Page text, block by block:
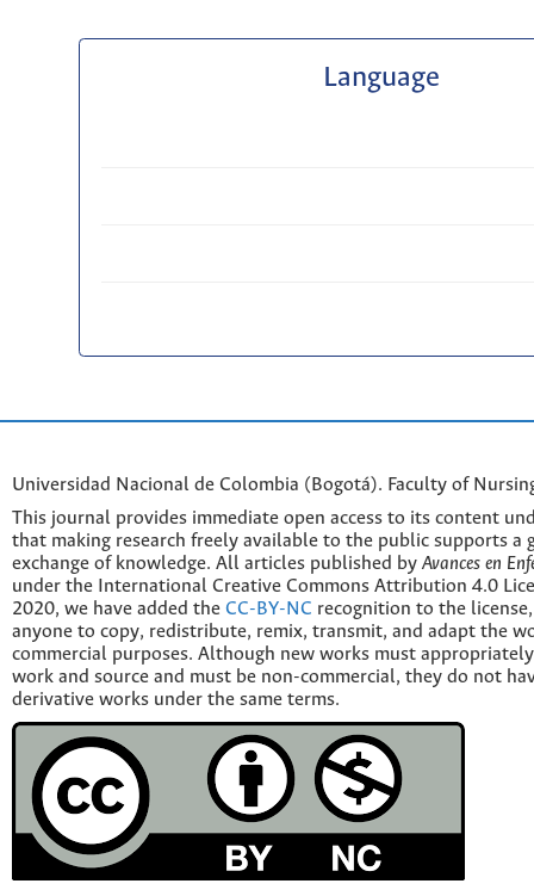
Language
Universidad Nacional de Colombia (Bogotá). Faculty of
This journal provides immediate open access to its content
that making research freely available to the public supports a
exchange of knowledge. All articles published by Avances en
under the International Creative Commons Attribution 4.0
2020, we have added the CC-BY-NC recognition to the
anyone to copy, redistribute, remix, transmit, and adapt the
commercial purposes. Although new works must
work and source and must be non-commercial, they do not
derivative works under the same terms.